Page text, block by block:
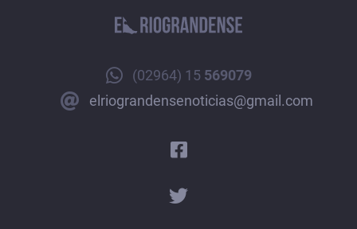
(02964) 15 569079
elriograndensenoticias@gmail.com